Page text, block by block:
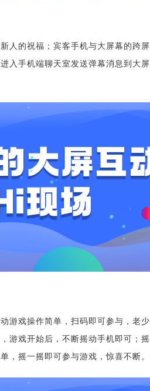
人的祝福；宾客手机与大屏幕的跨
入手机端聊天室发送弹幕消息到大
游戏操作简单，扫码即可参与，老
游戏开始后，不断摇动手机即可；
，摇一摇即可参与游戏，惊喜不断。